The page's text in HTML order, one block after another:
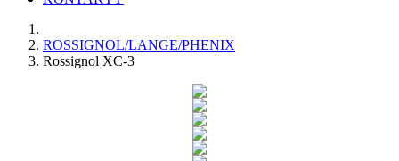
ROSSIGNOL/LANGE/PHENIX
Rossignol XC-3